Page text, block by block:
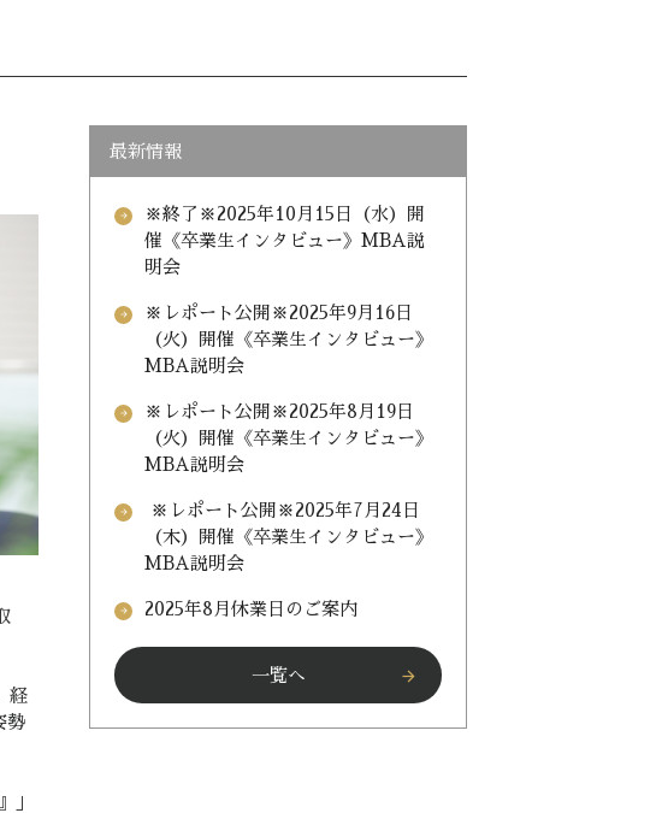
経
勢
」
最新情報
arrow_forward
※終了※2025年10月15日（水）開
催《卒業生インタビュー》MBA説
明会
arrow_forward
※レポート公開※2025年9月16日
（火）開催《卒業生インタビュー》
MBA説明会
arrow_forward
※レポート公開※2025年8月19日
（火）開催《卒業生インタビュー》
MBA説明会
arrow_forward
※レポート公開※2025年7月24日
（木）開催《卒業生インタビュー》
MBA説明会
arrow_forward 2025年8月休業日のご案内
一覧へ arrow_forward